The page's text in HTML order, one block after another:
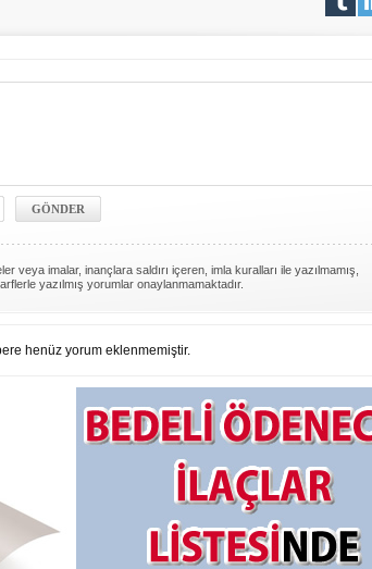
veya imalar, inançlara saldırı içeren, imla kuralları ile yazılmamış,
yazılmış yorumlar onaylanmamaktadır.
henüz yorum eklenmemiştir.